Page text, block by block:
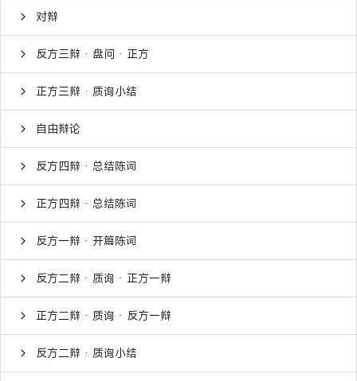
对辩
反方三辩 · 盘问 · 正方
正方三辩 · 质询小结
自由辩论
反方四辩 · 总结陈词
正方四辩 · 总结陈词
反方一辩 · 开篇陈词
反方二辩 · 质询 · 正方一辩
正方二辩 · 质询 · 反方一辩
反方二辩 · 质询小结